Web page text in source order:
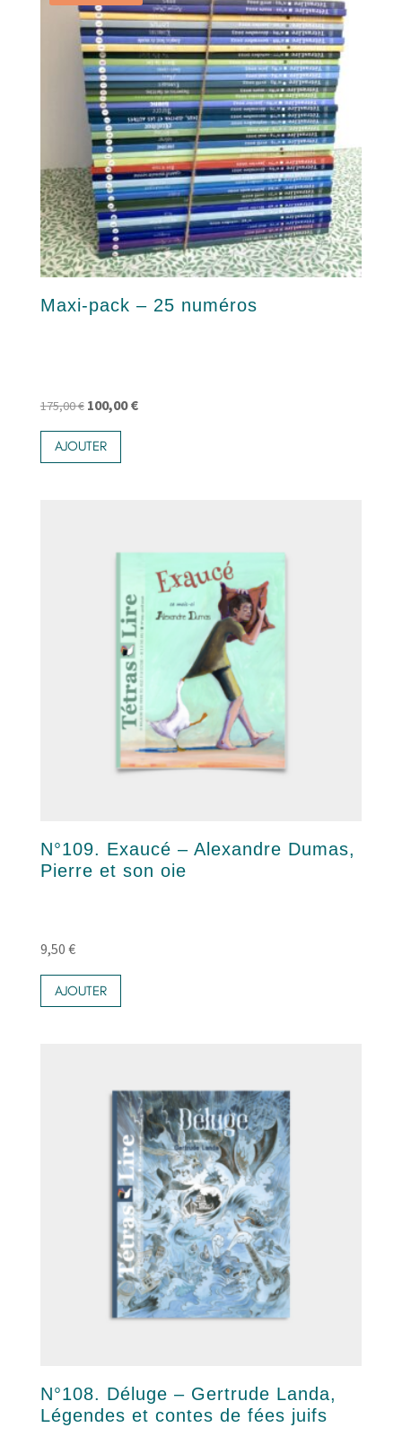
Maxi-pack – 25 numéros
175,00€ Le
prix
initial
100,00€Le
AJOUTER
N°109. Exaucé – Alexandre Dumas,
Pierre et son oie
9,50 €
AJOUTER
N°108. Déluge – Gertrude Landa,
Légendes et contes de fées juifs